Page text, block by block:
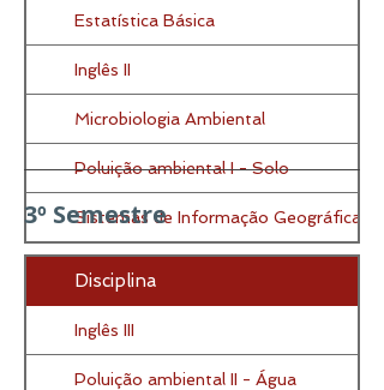
Estatística Básica
Inglês II
Microbiologia Ambiental
Poluição ambiental I - Solo
Sistemas de Informação Geográficas
3º Semestre
Disciplina
Inglês III
Poluição ambiental II - Água